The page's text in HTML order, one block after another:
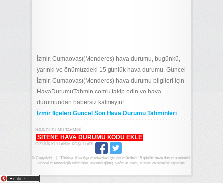
İzmir, Cumaovası(Menderes) hava durumu, bugünkü,
yarınki ve önümüzdeki 15 günlük hava durumu. Güncel
İzmir, Cumaovası(Menderes) hava durumu bilgileri için
HavaDurumuTahmin.com'u takip edin ve hava
durumundan habersiz kalmayın!
İzmir İlçeleri Güncel Son Hava Durumu Tahminleri
HAVA DURUMU TAHMINI
SITENE HAVA DURUMU KODU EKLE
GIZLILIK KULLANIM KOŞULLARI
© Copyright
Türkiye, il ve ilçe merkezleri için önümüzdeki 15 günlük hava durumu tahmini,
güncel meteorolojik tahminler, ayrıntılı güneş, yağmur, nem, rüzgar ve sıcaklık raporları